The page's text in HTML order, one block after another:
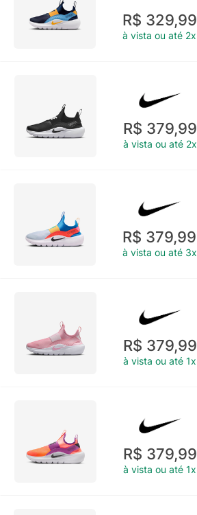
R$ 329,99
à vista ou até 2x
R$ 379,99
à vista ou até 2x
R$ 379,99
à vista ou até 3x
R$ 379,99
à vista ou até 1x
R$ 379,99
à vista ou até 1x